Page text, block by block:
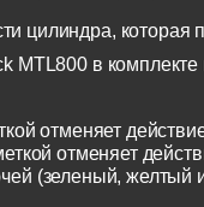
цилиндра, которая
MTL800 в
отменяет
отменяет
(зеленый, желтый